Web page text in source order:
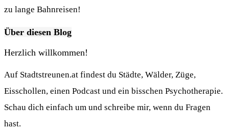
zu lange Bahnreisen!
Über diesen Blog
Herzlich willkommen!
Auf Stadtstreunen.at findest du Städte, Wälder, Züge,
Eisschollen, einen Podcast und ein bisschen Psychotherapie.
Schau dich einfach um und schreibe mir, wenn du Fragen
hast.